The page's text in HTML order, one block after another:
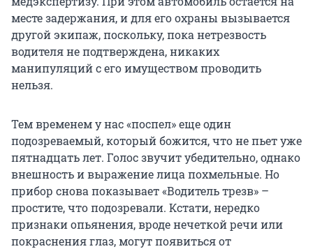
месте задержания, и для его охраны вызывается
другой экипаж, поскольку, пока нетрезвость
водителя не подтверждена, никаких
манипуляций с его имуществом проводить
нельзя.
Тем временем у нас «поспел» еще один
подозреваемый, который божится, что не пьет уже
пятнадцать лет. Голос звучит убедительно, однако
внешность и выражение лица похмельные. Но
прибор снова показывает «Водитель трезв» –
простите, что подозревали. Кстати, нередко
признаки опьянения, вроде нечеткой речи или
покраснения глаз, могут появиться от